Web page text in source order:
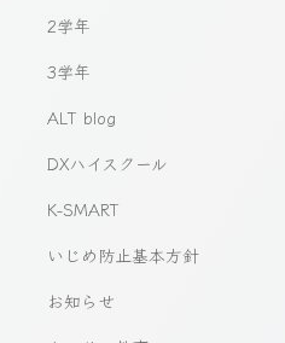
2学年
3学年
ALT blog
DXハイスクール
K-SMART
いじめ防止基本方針
お知らせ